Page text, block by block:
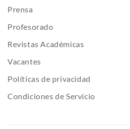
Prensa
Profesorado
Revistas Académicas
Vacantes
Políticas de privacidad
Condiciones de Servicio